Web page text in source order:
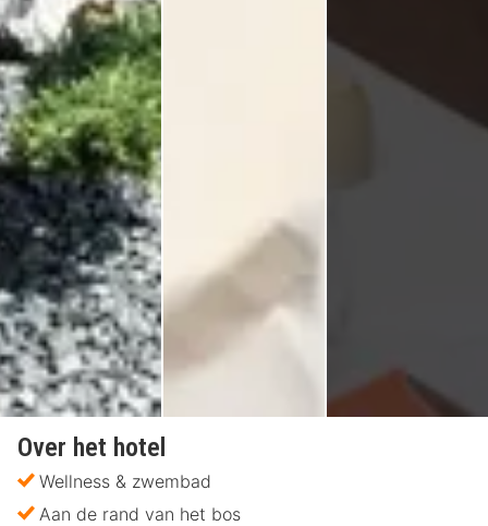
Over het hotel
Wellness & zwembad
Aan de rand van het bos